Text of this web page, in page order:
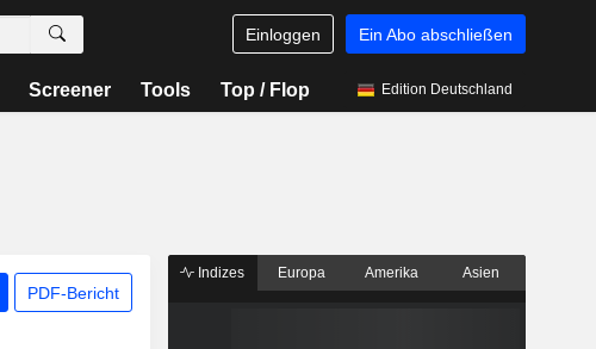
Einloggen Ein Abo abschließen
Screener Tools Top / Flop Edition Deutschland
PDF-Bericht
Indizes Europa Amerika Asien